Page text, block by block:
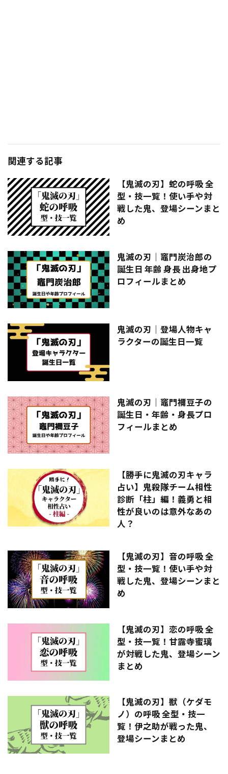
関連する記事
【鬼滅の刃】蛇の呼吸 全
型・技一覧！使い手や対
戦した鬼、登場シーンまと
め
鬼滅の刃｜竈門炭治郎の
誕生日 年齢 身長 出身地プ
ロフィールまとめ
鬼滅の刃｜登場人物キャ
ラクターの誕生日一覧
鬼滅の刃｜竈門禰󠄀豆子の
誕生日・年齢・身長プロ
フィールまとめ
【勝手に鬼滅の刃キャラ
占い】鬼殺隊チーム相性
診断「柱」編！義勇と相
性が良いのは意外なあの
人？
【鬼滅の刃】音の呼吸 全
型・技一覧！使い手や対
戦した鬼、登場シーンまと
め
【鬼滅の刃】恋の呼吸 全
型・技一覧！甘露寺蜜璃
が対戦した鬼、登場シーン
まとめ
【鬼滅の刃】獣（ケダモ
ノ）の呼吸 全型・技一
覧！伊之助が戦った鬼、
登場シーンまとめ